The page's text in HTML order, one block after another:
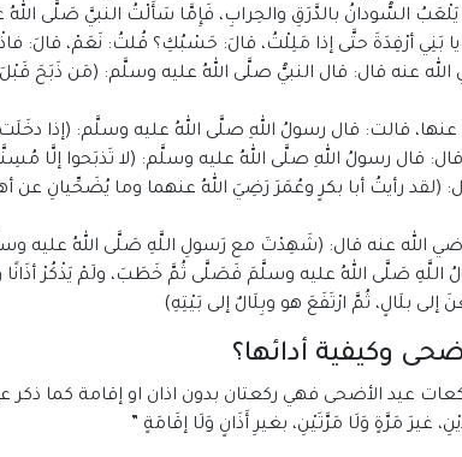
يَلْعَبُ السُّودانُ بالدَّرَقِ والحِرابِ، فَإِمَّا سَأَلْتُ النبيَّ صَلَّى
بَنِي أرْفِدَةَ حتَّى إذا مَلِلْتُ، قالَ: حَسْبُكِ؟ قُلتُ: نَعَمْ، قالَ:
عنه قال: قال النبيُّ صلَّى اللهُ عليه وسلَّم: (مَن ذَبَحَ
قالت: قال رسولُ اللهِ صلَّى اللهُ عليه وسلَّم: (إذا
قال رسولُ اللهِ صلَّى اللهُ عليه وسلَّم: (لا تَذبَحوا إلَّا
(لقد رأيتُ أبا بكرٍ وعُمَرَ رَضِيَ اللهُ عنهما وما يُضَحِّيانِ
الله عنه قال: (شَهِدْتَ مع رَسولِ اللَّهِ صَلَّى اللهُ عليه
صَلَّى اللهُ عليه وسلَّمَ فَصَلَّى ثُمَّ خَطَبَ، ولَمْ يَذْكُرْ أذَانًا
إلى بلَالٍ، ثُمَّ ارْتَفَعَ هو وبِلَالٌ إلى بَيْتِهِ)
وكيفية أدائها؟
عيد الأضحى فهي ركعتان بدون اذان او إقامة كما
غيرَ مَرَّةٍ وَلَا مَرَّتَيْنِ، بغيرِ أَذَانٍ وَلَا إقَامَةٍ ”